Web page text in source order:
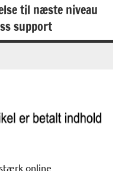
til næste niveau
support
online